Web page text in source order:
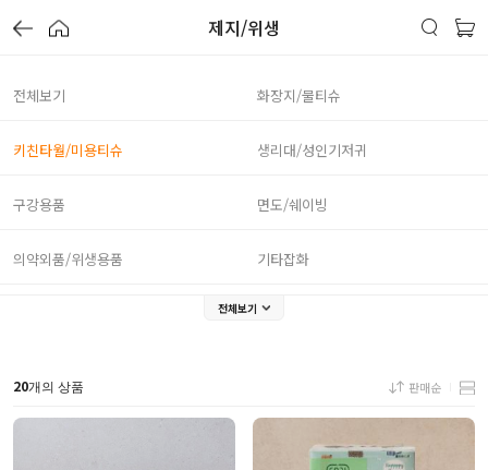
제지/위생
전체보기 화장지/물티슈
키친타월/미용티슈 생리대/성인기저귀
구강용품 면도/쉐이빙
의약외품/위생용품 기타잡화
전체보기
20개의 상품 판매순